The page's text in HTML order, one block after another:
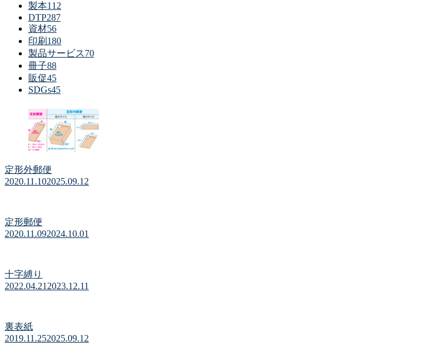
製本112
DTP287
資材56
印刷 180
製品サービス70
冊子88
販促45
SDGs45
定形外郵便
2020.11.102025.09.12
定形郵便
2020.11.092024.10.01
十字縛り
2022.04.21 2023.12.11
裏表紙
2019.11.252025.09.12